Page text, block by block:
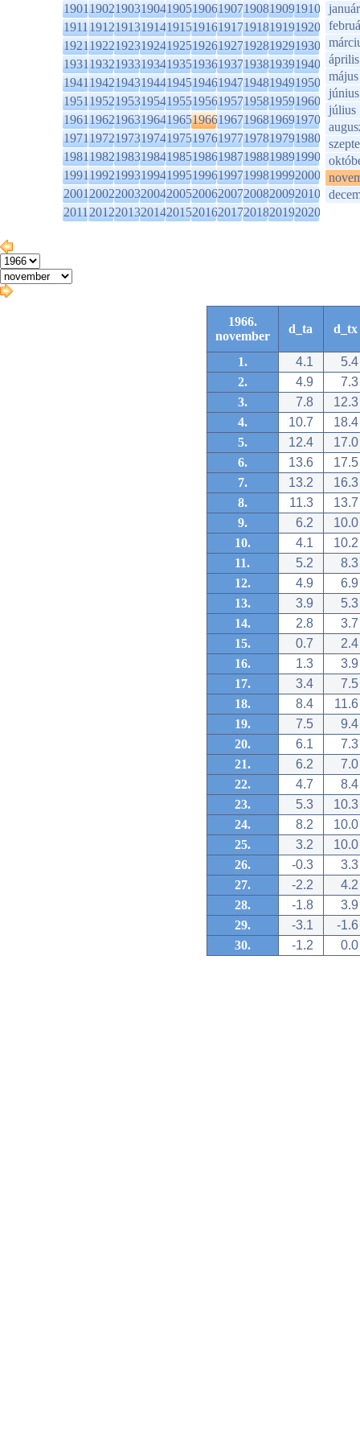
1901190219031904190519061907190819091910
1911191219131914191519161917191819191920
1921192219231924192519261927192819291930
1931193219331934193519361937193819391940
1941194219431944194519461947194819491950
1951195219531954195519561957195819591960
1961196219631964196519661967196819691970
1971197219731974197519761977197819791980
1981198219831984198519861987198819891990
1991199219931994199519961997199819992000
2001200220032004200520062007200820092010
2011201220132014201520162017201820192020
január
április
május
június
július
1966.
november
d_ta d_tx
1. 4.1
5.4
2.
4.9
7.3
3.
7.8
12.3
4.
10.7
18.4
5.
12.4
17.0
6.
13.6
17.5
7.
13.2
16.3
8.
11.3
13.7
9.
6.2
10.0
10.
4.1
10.2
11.
5.2
8.3
12.
4.9
6.9
13.
3.9
5.3
14.
2.8
3.7
15.
0.7
2.4
16.
1.3
3.9
17.
3.4
7.5
18.
8.4
11.6
19.
7.5
9.4
20.
6.1
7.3
21.
6.2
7.0
22.
4.7
8.4
23.
5.3
10.3
24.
8.2
10.0
25.
3.2
10.0
26.
-0.3
3.3
27.
-2.2
4.2
28.
-1.8
3.9
29.
-3.1
-1.6
30.
-1.2 0.0